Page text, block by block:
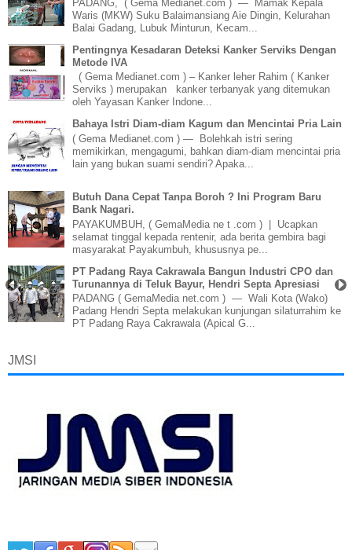
PADANG, ( Gema Medianet.com ) — Mamak Kepala
Waris (MKW) Suku Balaimansiang Aie Dingin, Kelurahan
Balai Gadang, Lubuk Minturun, Kecam...
Pentingnya Kesadaran Deteksi Kanker Serviks Dengan
Metode IVA
( Gema Medianet.com ) – Kanker leher Rahim ( Kanker
Serviks ) merupakan kanker terbanyak yang ditemukan
oleh Yayasan Kanker Indone...
Bahaya Istri Diam-diam Kagum dan Mencintai Pria Lain
( Gema Medianet.com ) — Bolehkah istri sering
memikirkan, mengagumi, bahkan diam-diam mencintai pria
lain yang bukan suami sendiri? Apaka...
Butuh Dana Cepat Tanpa Boroh ? Ini Program Baru
Bank Nagari.
PAYAKUMBUH, ( GemaMedia ne t .com ) | Ucapkan
selamat tinggal kepada rentenir, ada berita gembira bagi
masyarakat Payakumbuh, khususnya pe...
PT Padang Raya Cakrawala Bangun Industri CPO dan
Turunannya di Teluk Bayur, Hendri Septa Apresiasi
PADANG ( GemaMedia net.com ) — Wali Kota (Wako)
Padang Hendri Septa melakukan kunjungan silaturrahim ke
PT Padang Raya Cakrawala (Apical G...
JMSI